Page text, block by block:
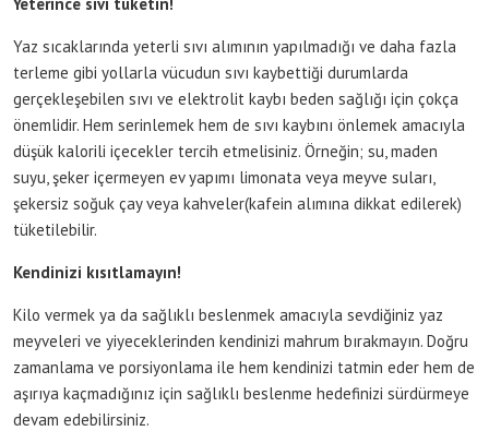
Yaz sıcaklarında yeterli sıvı alımının yapılmadığı ve daha fazla
terleme gibi yollarla vücudun sıvı kaybettiği durumlarda
gerçekleşebilen sıvı ve elektrolit kaybı beden sağlığı için çokça
önemlidir. Hem serinlemek hem de sıvı kaybını önlemek amacıyla
düşük kalorili içecekler tercih etmelisiniz. Örneğin; su, maden
suyu, şeker içermeyen ev yapımı limonata veya meyve suları,
şekersiz soğuk çay veya kahveler(kafein alımına dikkat edilerek)
tüketilebilir.
Kendinizi kısıtlamayın!
Kilo vermek ya da sağlıklı beslenmek amacıyla sevdiğiniz yaz
meyveleri ve yiyeceklerinden kendinizi mahrum bırakmayın. Doğru
zamanlama ve porsiyonlama ile hem kendinizi tatmin eder hem de
aşırıya kaçmadığınız için sağlıklı beslenme hedefinizi sürdürmeye
devam edebilirsiniz.